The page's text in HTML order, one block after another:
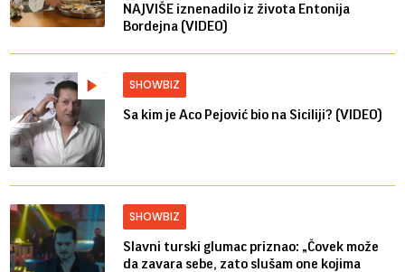
NAJVIŠE iznenadilo iz života Entonija
Bordejna (VIDEO)
SHOWBIZ
Sa kim je Aco Pejović bio na Siciliji? (VIDEO)
SHOWBIZ
Slavni turski glumac priznao: „Čovek može
da zavara sebe, zato slušam one kojima